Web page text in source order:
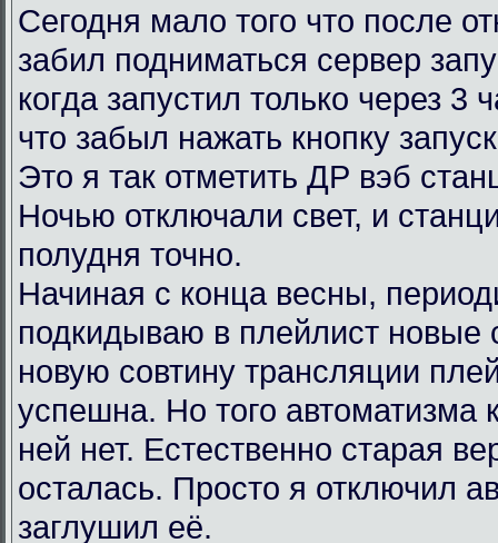
Сегодня мало того что после
забил подниматься сервер
когда запустил только через 3
что забыл нажать кнопку
Это я так отметить ДР вэб
Ночью отключали свет, и
полудня точно.
Начиная с конца весны,
подкидываю в плейлист новые
новую совтину трансляции
успешна. Но того автоматизма
ней нет. Естественно старая
осталась. Просто я отключил
заглушил её.